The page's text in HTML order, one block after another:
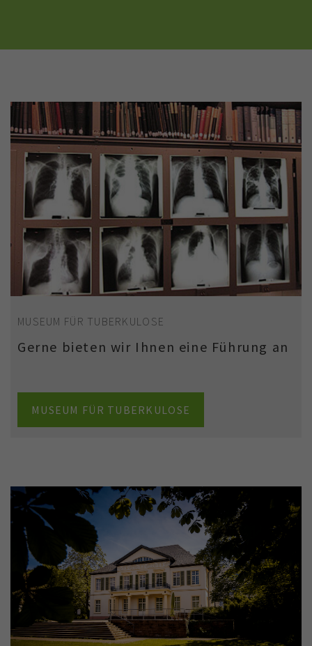
MUSEUM FÜR TUBERKULOSE
Gerne bieten wir Ihnen eine Führung an
MUSEUM FÜR TUBERKULOSE